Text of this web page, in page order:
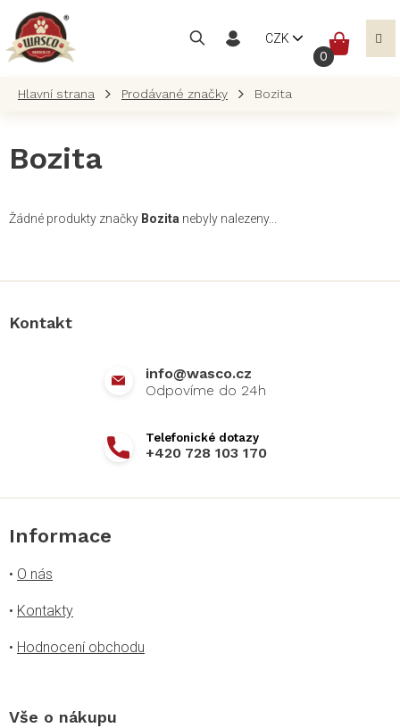
obsah
CZK
Prodávané značky Bozita
Bozita
Žádné produkty značky Bozita nebyly nalezeny...
Kontakt
info@wasco.cz
+420 728 103 170
Informace
• O nás
• Kontakty
• Hodnocení obchodu
Vše o nákupu